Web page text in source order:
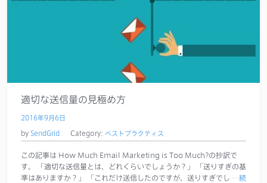
適切な送信量の見極め方
2016年9月6日
by SendGrid Category: ベストプラクティス
この記事は How Much Email Marketing is Too Much?の抄訳で
す。 「適切な送信量とは、どれくらいでしょうか？」 「送りすぎの基
準はありますか？」 「これだけ送信したのですが、送りすぎでし …続